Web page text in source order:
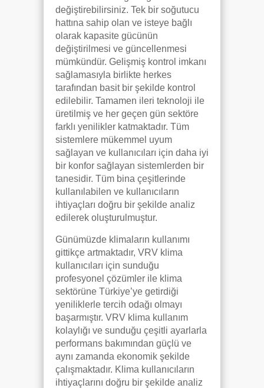
değiştirebilirsiniz. Tek bir soğutucu
hattına sahip olan ve isteye bağlı
olarak kapasite gücünün
değiştirilmesi ve güncellenmesi
mümkündür. Gelişmiş kontrol imkanı
sağlamasıyla birlikte herkes
tarafından basit bir şekilde kontrol
edilebilir. Tamamen ileri teknoloji ile
üretilmiş ve her geçen gün sektöre
farklı yenilikler katmaktadır. Tüm
sistemlere mükemmel uyum
sağlayan ve kullanıcıları için daha iyi
bir konfor sağlayan sistemlerden bir
tanesidir. Tüm bina çeşitlerinde
kullanılabilen ve kullanıcıların
ihtiyaçları doğru bir şekilde analiz
edilerek oluşturulmuştur.
Günümüzde klimaların kullanımı
gittikçe artmaktadır, VRV klima
kullanıcıları için sunduğu
profesyonel çözümler ile klima
sektörüne Türkiye’ye getirdiği
yeniliklerle tercih odağı olmayı
başarmıştır. VRV klima kullanım
kolaylığı ve sunduğu çeşitli ayarlarla
performans bakımından güçlü ve
aynı zamanda ekonomik şekilde
çalışmaktadır. Klima kullanıcıların
ihtiyaçlarını doğru bir şekilde analiz